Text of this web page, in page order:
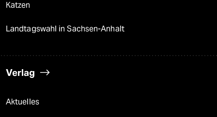
Katzen
Landtagswahl in Sachsen-Anhalt
Verlag
Aktuelles